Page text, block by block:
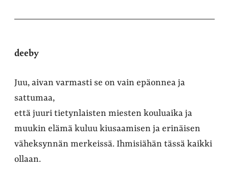
deeby
Juu, aivan varmasti se on vain epäonnea ja
sattumaa,
että juuri tietynlaisten miesten kouluaika ja
muukin elämä kuluu kiusaamisen ja erinäisen
väheksynnän merkeissä. Ihmisiähän tässä kaikki
ollaan.